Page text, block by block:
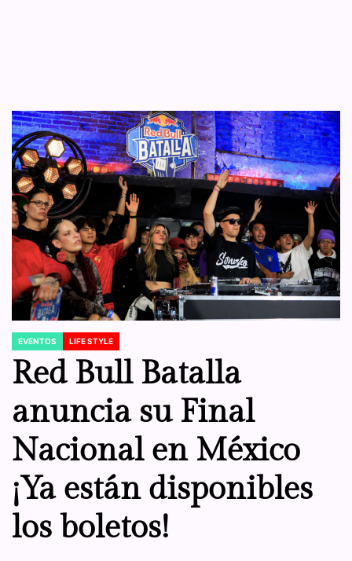
POSTED
IN
EVENTOS LIFE STYLE
Red Bull Batalla
anuncia su Final
Nacional en México
¡Ya están disponibles
los boletos!